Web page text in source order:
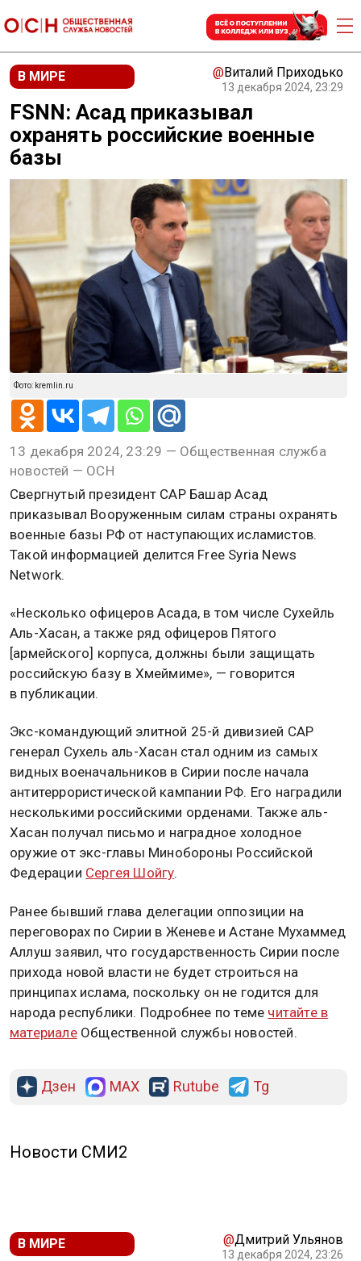
В МИРЕ @Виталий Приходько
13 декабря 2024, 23:29
FSNN: Асад приказывал
охранять российские военные
базы
Фото: kremlin.ru
13 декабря 2024, 23:29 — Общественная служба
новостей — ОСН
Свергнутый президент САР Башар Асад
приказывал Вооруженным силам страны охранять
военные базы РФ от наступающих исламистов.
Такой информацией делится Free Syria News
Network.
«Несколько офицеров Асада, в том числе Сухейль
Аль-Хасан, а также ряд офицеров Пятого
[армейского] корпуса, должны были защищать
российскую базу в Хмеймиме», — говорится
в публикации.
Экс-командующий элитной 25-й дивизией САР
генерал Сухель аль-Хасан стал одним из самых
видных военачальников в Сирии после начала
антитеррористической кампании РФ. Его наградили
несколькими российскими орденами. Также аль-
Хасан получал письмо и наградное холодное
оружие от экс-главы Минобороны Российской
Федерации Сергея Шойгу.
Ранее бывший глава делегации оппозиции на
переговорах по Сирии в Женеве и Астане Мухаммед
Аллуш заявил, что государственность Сирии после
прихода новой власти не будет строиться на
принципах ислама, поскольку он не годится для
народа республики. Подробнее по теме читайте в
материалеОбщественной службы новостей.
Дзен MAX Rutube Tg
Новости СМИ2
В МИРЕ @Дмитрий Ульянов
13 декабря 2024, 23:26